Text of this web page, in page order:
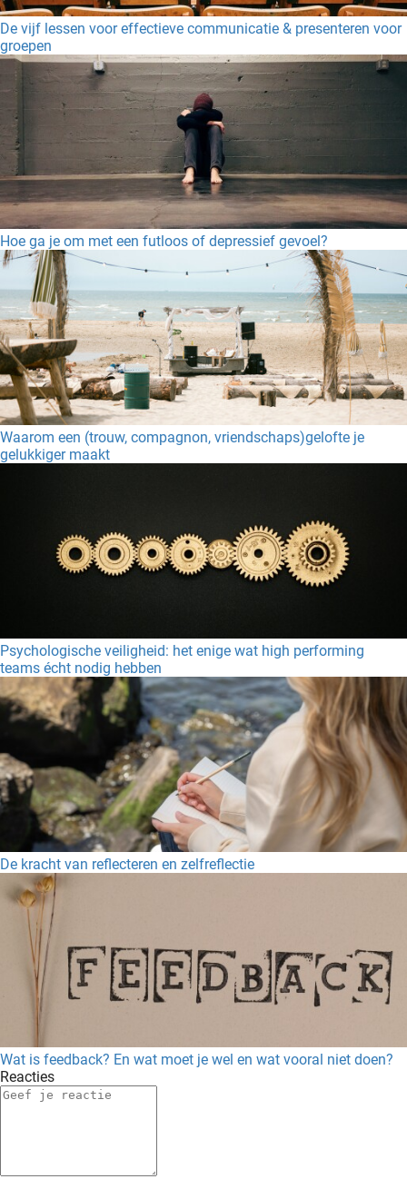
De vijf lessen voor effectieve communicatie & presenteren voor
groepen
Hoe ga je om met een futloos of depressief gevoel?
Waarom een (trouw, compagnon, vriendschaps)gelofte je
gelukkiger maakt
Psychologische veiligheid: het enige wat high performing
teams écht nodig hebben
De kracht van reflecteren en zelfreflectie
Wat is feedback? En wat moet je wel en wat vooral niet doen?
Reacties